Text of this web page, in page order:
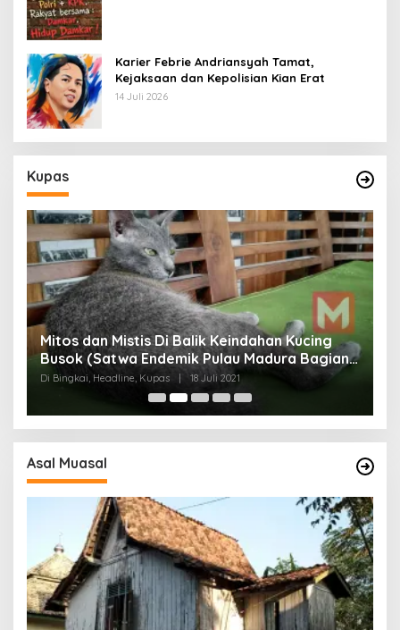
Karier Febrie Andriansyah Tamat,
Kejaksaan dan Kepolisian Kian Erat
14 Juli 2026
Kupas
Mitos dan Mistis Di Balik Keindahan Kucing
Busok (Satwa Endemik Pulau Madura Bagian
I)
Di Bingkai, Headline, Kupas 18 Juli 2021
Asal Muasal